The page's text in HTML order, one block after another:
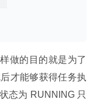
做的目的就是为了
才能够获得任务执
态为 RUNNING 只